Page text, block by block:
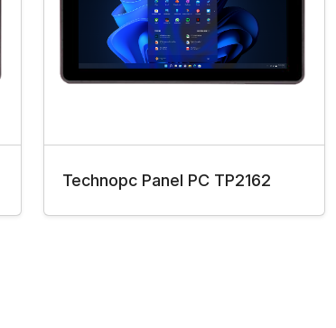
Technopc Panel PC TP2162